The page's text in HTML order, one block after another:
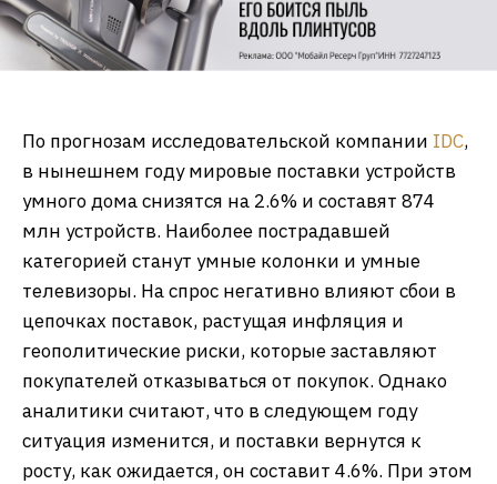
По прогнозам исследовательской компании IDC,
в нынешнем году мировые поставки устройств
умного дома снизятся на 2.6% и составят 874
млн устройств. Наиболее пострадавшей
категорией станут умные колонки и умные
телевизоры. На спрос негативно влияют сбои в
цепочках поставок, растущая инфляция и
геополитические риски, которые заставляют
покупателей отказываться от покупок. Однако
аналитики считают, что в следующем году
ситуация изменится, и поставки вернутся к
росту, как ожидается, он составит 4.6%. При этом